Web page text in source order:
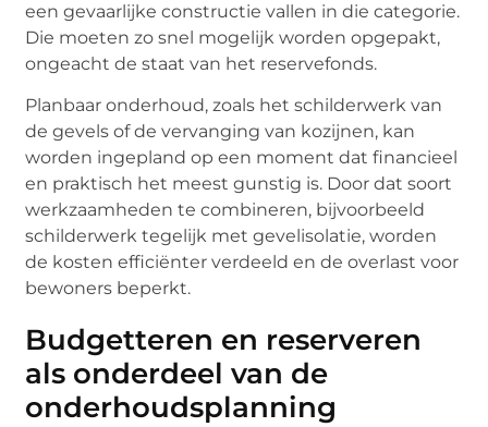
een gevaarlijke constructie vallen in die categorie.
Die moeten zo snel mogelijk worden opgepakt,
ongeacht de staat van het reservefonds.
Planbaar onderhoud, zoals het schilderwerk van
de gevels of de vervanging van kozijnen, kan
worden ingepland op een moment dat financieel
en praktisch het meest gunstig is. Door dat soort
werkzaamheden te combineren, bijvoorbeeld
schilderwerk tegelijk met gevelisolatie, worden
de kosten efficiënter verdeeld en de overlast voor
bewoners beperkt.
Budgetteren en reserveren
als onderdeel van de
onderhoudsplanning